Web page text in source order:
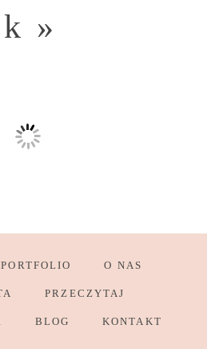
»
PORTFOLIO O NAS
PRZECZYTAJ
BLOG KONTAKT